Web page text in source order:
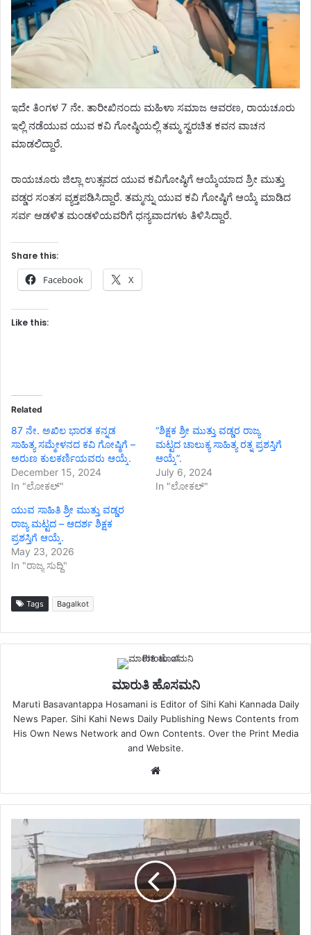
ಇದೇ ತಿಂಗಳ 7 ನೇ. ತಾರೀಖಿನಂದು ಮಹಿಳಾ ಸಮಾಜ ಆವರಣ, ರಾಯಚೂರು
ಇಲ್ಲಿ ನಡೆಯುವ ಯುವ ಕವಿ ಗೋಷ್ಠಿಯಲ್ಲಿ ತಮ್ಮ ಸ್ವರಚಿತ ಕವನ ವಾಚನ
ಮಾಡಲಿದ್ದಾರೆ.
ರಾಯಚೂರು ಜಿಲ್ಲಾ ಉತ್ಸವದ ಯುವ ಕವಿಗೋಷ್ಠಿಗೆ ಆಯ್ಕೆಯಾದ ಶ್ರೀ ಮುತ್ತು
ವಡ್ಡರ ಸಂತಸ ವ್ಯಕ್ತಪಡಿಸಿದ್ದಾರೆ. ತಮ್ಮನ್ನು ಯುವ ಕವಿ ಗೋಷ್ಠಿಗೆ ಆಯ್ಕೆ ಮಾಡಿದ
ಸರ್ವ ಆಡಳಿತ ಮಂಡಳಿಯವರಿಗೆ ಧನ್ಯವಾದಗಳು ತಿಳಿಸಿದ್ದಾರೆ.
Share this:
Facebook X
Like this:
Related
87 ನೇ. ಅಖಿಲ ಭಾರತ ಕನ್ನಡ
ಸಾಹಿತ್ಯ ಸಮ್ಮೇಳನದ ಕವಿ ಗೋಷ್ಠಿಗೆ –
ಅರುಣ ಕುಲಕರ್ಣಿಯವರು ಆಯ್ಕೆ.
December 15, 2024
In "ಲೋಕಲ್"
“ಶಿಕ್ಷಕ ಶ್ರೀ ಮುತ್ತು ವಡ್ಡರ ರಾಜ್ಯ
ಮಟ್ಟದ ಚಾಲುಕ್ಯ ಸಾಹಿತ್ಯ ರತ್ನ ಪ್ರಶಸ್ತಿಗೆ
ಆಯ್ಕೆ”.
July 6, 2024
In "ಲೋಕಲ್"
ಯುವ ಸಾಹಿತಿ ಶ್ರೀ ಮುತ್ತು ವಡ್ಡರ
ರಾಜ್ಯ ಮಟ್ಟದ – ಆದರ್ಶ ಶಿಕ್ಷಕ
ಪ್ರಶಸ್ತಿಗೆ ಆಯ್ಕೆ.
May 23, 2026
In "ರಾಜ್ಯ ಸುದ್ದಿ"
Tags Bagalkot
ಮಾರುತಿ ಹೊಸಮನಿ
Maruti Basavantappa Hosamani is Editor of Sihi Kahi Kannada Daily
News Paper. Sihi Kahi News Daily Publishing News Contents from
His Own News Network and Own Contents. Over the Print Media
and Website.
Website